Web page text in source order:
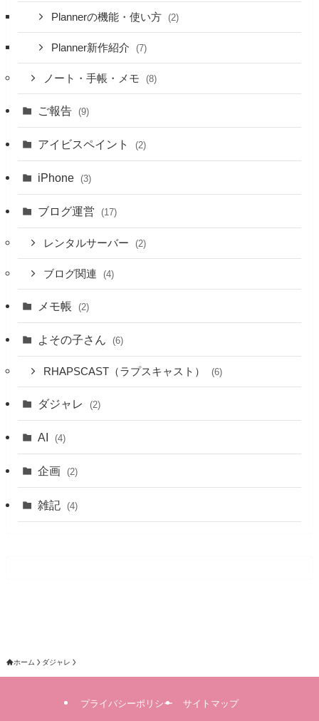
Plannerの機能・使い方 (2)
Planner新作紹介 (7)
ノート・手帳・メモ (8)
ご報告 (9)
アイビスペイント (2)
iPhone (3)
ブログ運営 (17)
レンタルサーバー (2)
ブログ関連 (4)
メモ帳 (2)
よその子さん (6)
RHAPSCAST（ラプスキャスト） (6)
ダジャレ (2)
AI (4)
企画 (2)
雑記 (4)
ホーム ダジャレ
プライバシーポリシー サイトマップ